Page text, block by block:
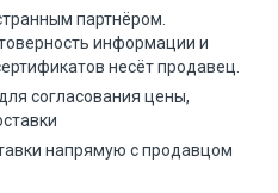
партнёром.
информации и
несёт продавец.
согласования цены,
напрямую с продавцом